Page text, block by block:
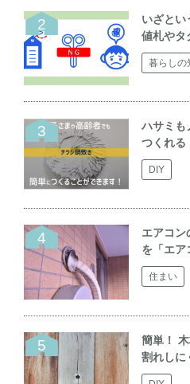
いざとい
値札や
暮らしの
ハサミも
つくれ
DIY
エアコン
を「エ
住まい
簡単！
割れし